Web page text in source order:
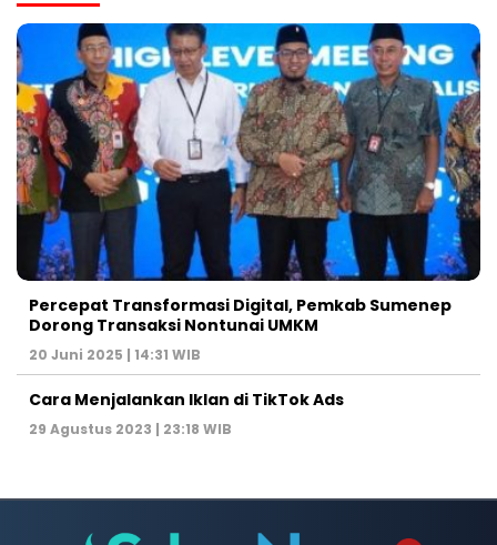
Percepat Transformasi Digital, Pemkab Sumenep
Dorong Transaksi Nontunai UMKM
20 Juni 2025 | 14:31 WIB
Cara Menjalankan Iklan di TikTok Ads
29 Agustus 2023 | 23:18 WIB